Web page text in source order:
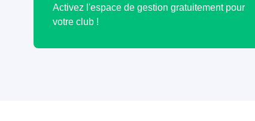
Activez l'espace de gestion gratuitement pour
votre club !